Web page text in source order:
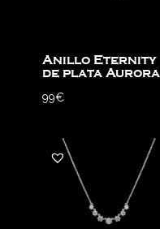
Anillo Eternity
de plata Aurora
99€